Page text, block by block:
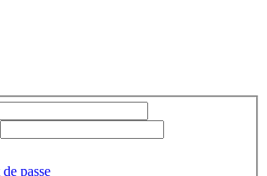
passe